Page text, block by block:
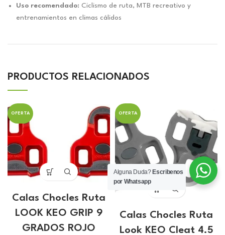
Uso recomendado: Ciclismo de ruta, MTB recreativo y
entrenamientos en climas cálidos
PRODUCTOS RELACIONADOS
OFERTA
Calas Chocles Ruta
LOOK KEO GRIP 9
GRADOS ROJO
OFERTA
Calas Chocles Ruta
Look KEO Cleat 4.5
Alguna Duda? Escribenos
por Whatsapp